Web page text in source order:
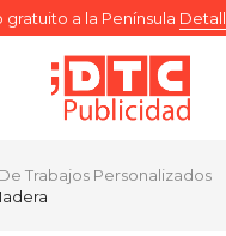
gratuito a la Península
Trabajos Personalizados